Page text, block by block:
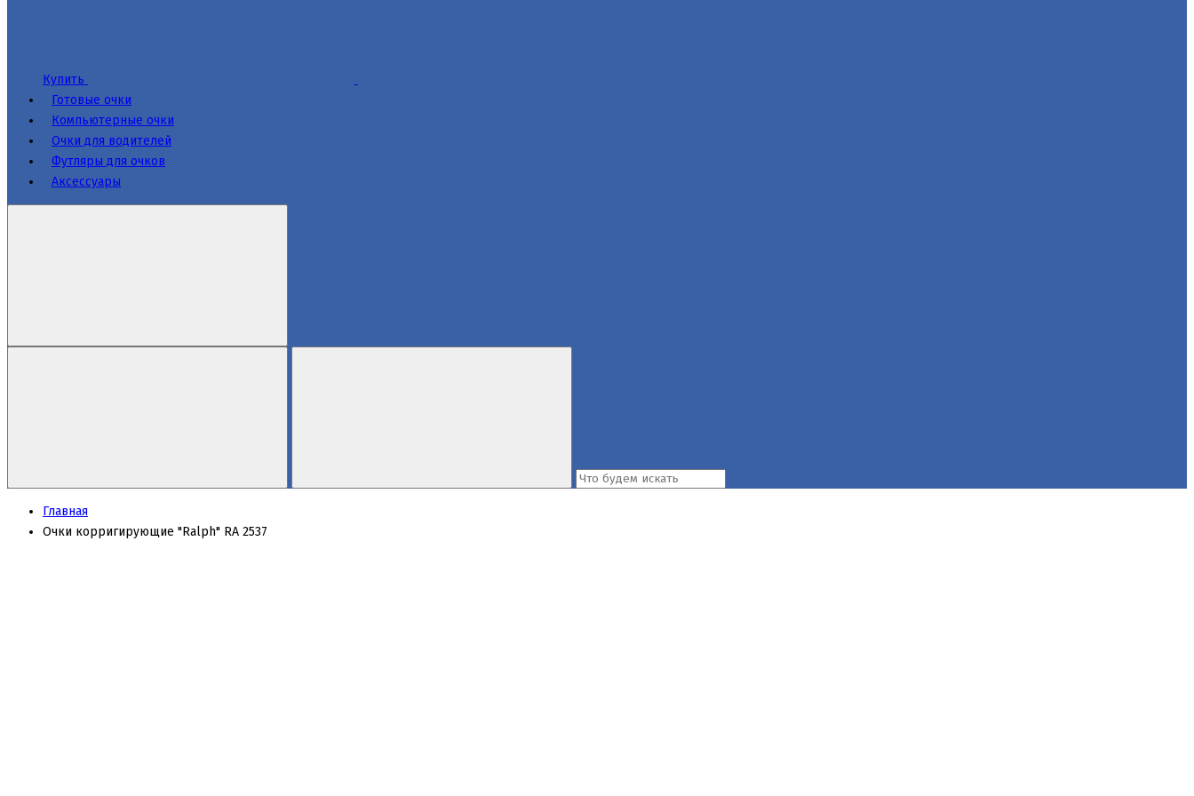
Купить
Готовые очки
Компьютерные очки
Очки для водителей
Футляры для очков
Аксессуары
Главная
Очки корригирующие "Ralph" RA 2537